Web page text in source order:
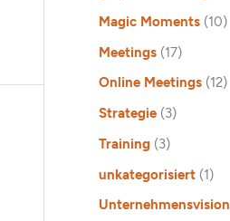
Magic Moments(10)
Meetings(17)
Online Meetings(12)
Strategie(3)
Training(3)
unkategorisiert(1)
Unternehmensvision